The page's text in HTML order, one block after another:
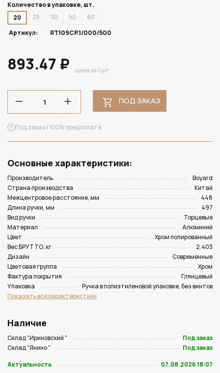
Количество в упаковке, шт.
20
25 30 50
60
Артикул:
RT109CP.1/000/500
893.47 ₽ цена за 1 шт
ПОД ЗАКАЗ
Под заказ | 100% предоплата
Основные характеристики:
Производитель
Boyard
Страна производства
Китай
Межцентровое расстояние, мм
448
Длина ручки, мм
497
Вид ручки
Торцевые
Материал
Алюминий
Цвет
Хром полированный
Вес БРУТТО, кг
2.403
Дизайн
Современные
Цветовая группа
Хром
Фактура покрытия
Глянцевый
Упаковка
Ручка в полиэтиленовой упаковке, без винтов
Показать все характеристики
Наличие
Склад "Ириновский "
Под заказ
Склад "Янино "
Под заказ
Актуальность
07.08.2026 18:07